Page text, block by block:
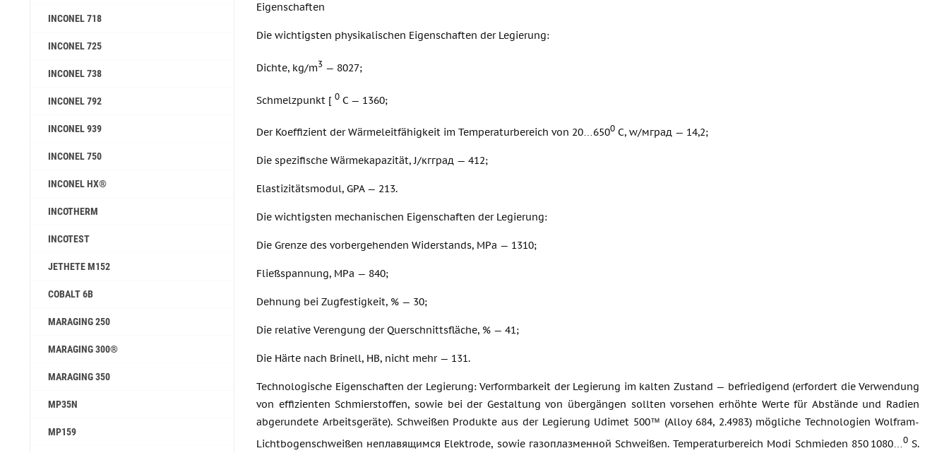
INCONEL 718
INCONEL 725
INCONEL 738
INCONEL 792
INCONEL 939
INCONEL 750
INCONEL HX®
INCOTHERM
INCOTEST
JETHETE M152
COBALT 6B
MARAGING 250
MARAGING 300®
MARAGING 350
MP35N
MP159
Eigenschaften
Die wichtigsten physikalischen Eigenschaften der Legierung:
Dichte, kg/m3 — 8027;
Schmelzpunkt [ 0 C — 1360;
Der Koeffizient der Wärmeleitfähigkeit im Temperaturbereich von 20…6500 C, w/мград — 14,2;
Die spezifische Wärmekapazität, J/кгград — 412;
Elastizitätsmodul, GPA — 213.
Die wichtigsten mechanischen Eigenschaften der Legierung:
Die Grenze des vorbergehenden Widerstands, MPa — 1310;
Fließspannung, MPa — 840;
Dehnung bei Zugfestigkeit, % — 30;
Die relative Verengung der Querschnittsfläche, % — 41;
Die Härte nach Brinell, HB, nicht mehr — 131.
Technologische Eigenschaften der Legierung: Verformbarkeit der Legierung im kalten Zustand — befriedigend (erfordert die Verwendung
von effizienten Schmierstoffen, sowie bei der Gestaltung von übergängen sollten vorsehen erhöhte Werte für Abstände und Radien
abgerundete Arbeitsgeräte). Schweißen Produkte aus der Legierung Udimet 500™ (Alloy 684, 2.4983) mögliche Technologien Wolfram-
Lichtbogenschweißen неплавящимся Elektrode, sowie газоплазменной Schweißen. Temperaturbereich Modi Schmieden 850 1080…0S.